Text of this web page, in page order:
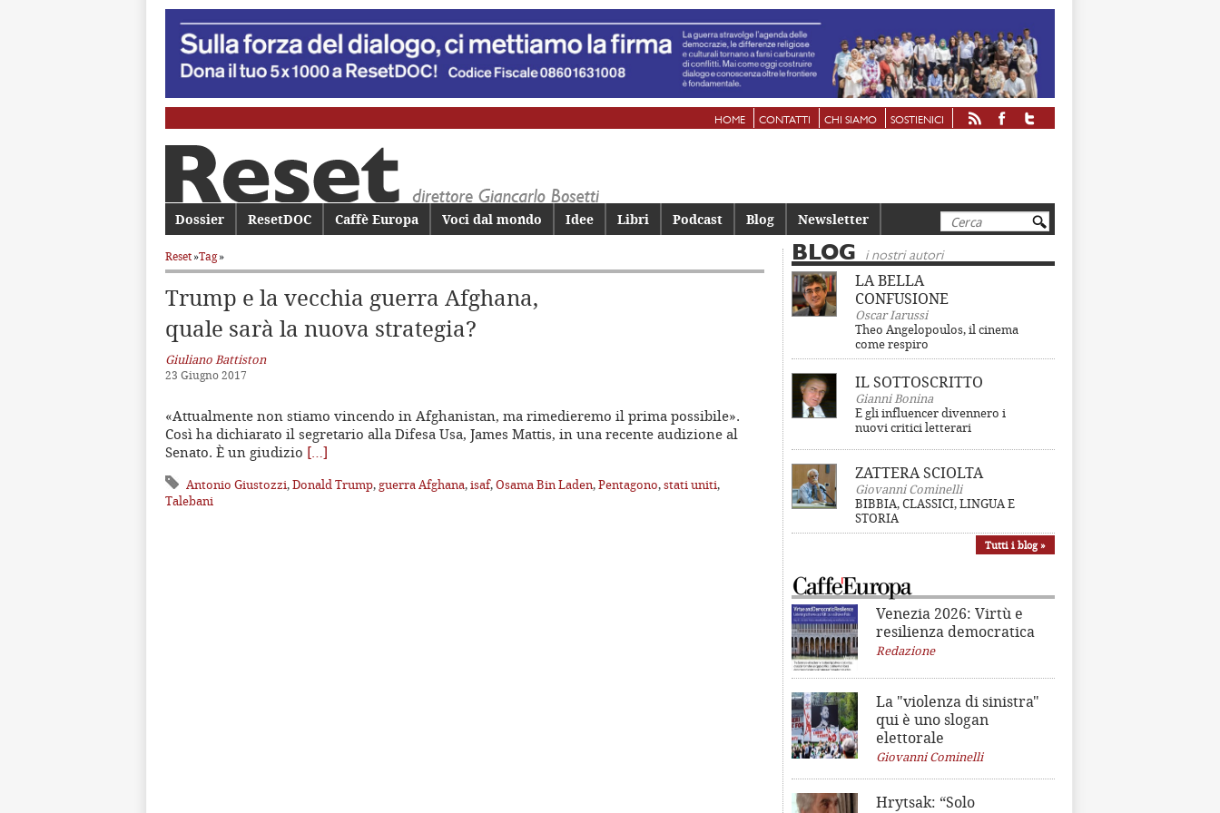
HOME CONTATTI CHI SIAMO SOSTIENICI
Cerca
Menu principale
Vai al contenuto principale
Vai al contenuto secondario
Dossier ResetDOC Caffè Europa Voci dal mondo Idee Libri Podcast Blog Newsletter
Reset»Tag»
Trump e la vecchia guerra Afghana,
quale sarà la nuova strategia?
Giuliano Battiston
23 Giugno 2017
«Attualmente non stiamo vincendo in Afghanistan, ma rimedieremo il prima possibile».
Così ha dichiarato il segretario alla Difesa Usa, James Mattis, in una recente audizione al
Senato. È un giudizio […]
Antonio Giustozzi,Donald Trump, guerra Afghana,isaf,Osama Bin Laden,Pentagono,stati uniti,
Talebani
BLOG i nostri autori
LA BELLA
CONFUSIONE
Oscar Iarussi
Theo Angelopoulos, il cinema
come respiro
IL SOTTOSCRITTO
Gianni Bonina
E gli influencer divennero i
nuovi critici letterari
ZATTERA SCIOLTA
Giovanni Cominelli
BIBBIA, CLASSICI, LINGUA E
STORIA
Tutti i blog »
Venezia 2026: Virtù e
resilienza democratica
Redazione
La "violenza di sinistra"
qui è uno slogan
elettorale
Giovanni Cominelli
Hrytsak: “Solo